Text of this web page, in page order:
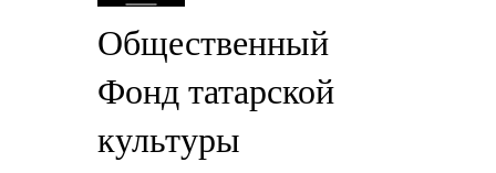
Общественный
Фонд татарской
культуры